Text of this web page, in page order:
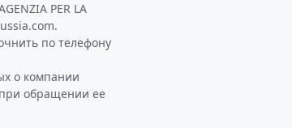
PER LA
по телефону
о компании
при обращении ее